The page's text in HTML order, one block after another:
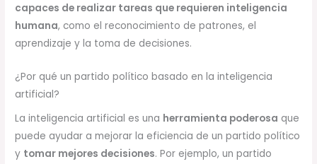
capaces de realizar tareas que requieren inteligencia
humana, como el reconocimiento de patrones, el
aprendizaje y la toma de decisiones.
¿Por qué un partido político basado en la inteligencia
artificial?
La inteligencia artificial es una herramienta poderosa que
puede ayudar a mejorar la eficiencia de un partido político
y tomar mejores decisiones. Por ejemplo, un partido